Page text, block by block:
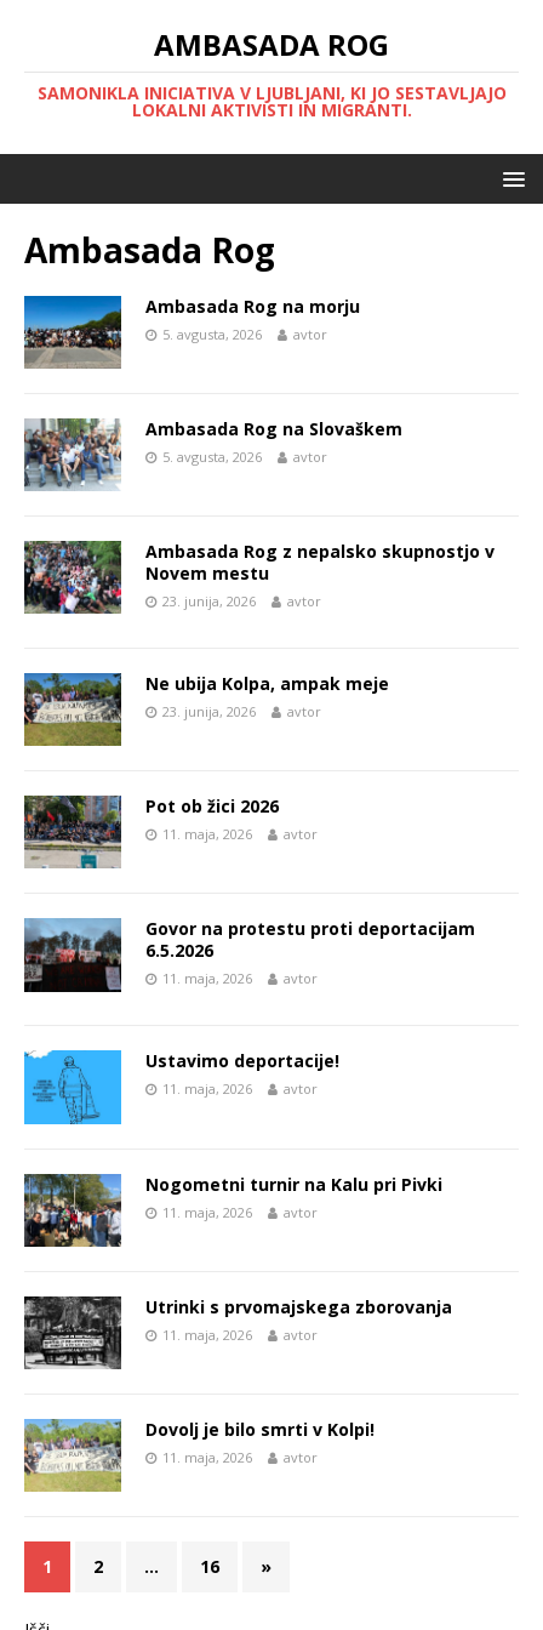
AMBASADA ROG
SAMONIKLA INICIATIVA V LJUBLJANI, KI JO SESTAVLJAJO
LOKALNI AKTIVISTI IN MIGRANTI.
Ambasada Rog
Ambasada Rog na morju
5. avgusta, 2026 avtor
Ambasada Rog na Slovaškem
5. avgusta, 2026 avtor
Ambasada Rog z nepalsko skupnostjo v
Novem mestu
23. junija, 2026 avtor
Ne ubija Kolpa, ampak meje
23. junija, 2026 avtor
Pot ob žici 2026
11. maja, 2026 avtor
Govor na protestu proti deportacijam
6.5.2026
11. maja, 2026 avtor
Ustavimo deportacije!
11. maja, 2026 avtor
Nogometni turnir na Kalu pri Pivki
11. maja, 2026 avtor
Utrinki s prvomajskega zborovanja
11. maja, 2026 avtor
Dovolj je bilo smrti v Kolpi!
11. maja, 2026 avtor
1 2 … 16 »